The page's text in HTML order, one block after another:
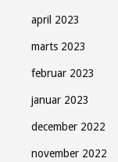
april 2023
marts 2023
februar 2023
januar 2023
december 2022
november 2022